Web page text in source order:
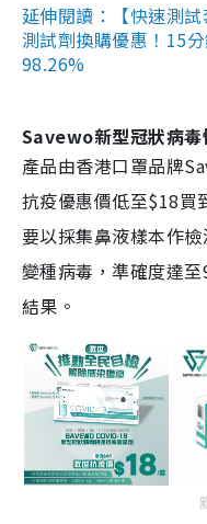
延伸閱讀：【快速測
測試劑換購優惠！15
98.26%
Savewo新型冠狀病毒
產品由香港口罩品牌
抗疫優惠價低至$18買
要以採集鼻液樣本作
變種病毒，準確度達
結果。